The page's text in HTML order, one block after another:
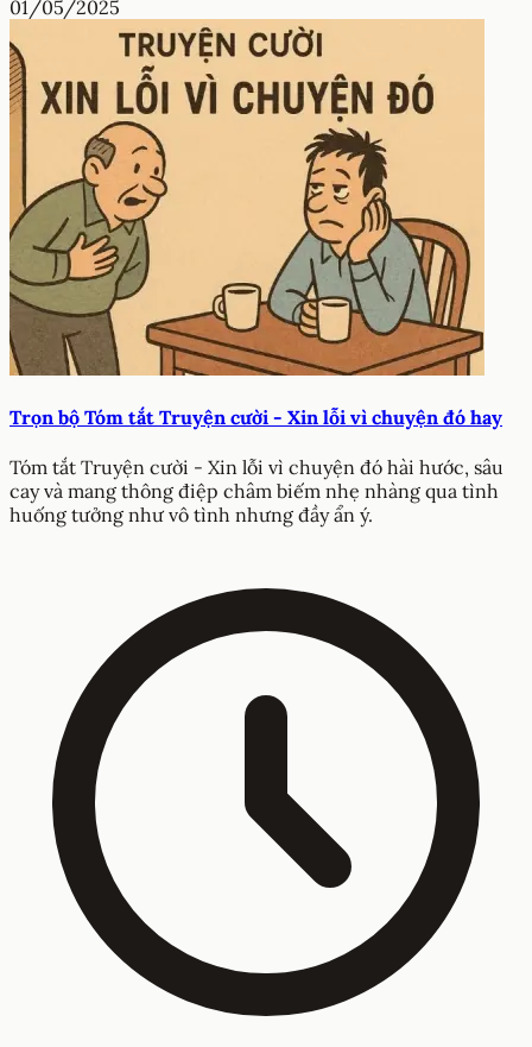
01/05/2025
Trọn bộ Tóm tắt Truyện cười - Xin lỗi vì chuyện đó hay
Tóm tắt Truyện cười - Xin lỗi vì chuyện đó hài hước, sâu
cay và mang thông điệp châm biếm nhẹ nhàng qua tình
huống tưởng như vô tình nhưng đầy ẩn ý.